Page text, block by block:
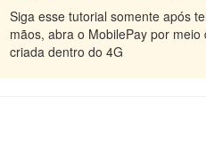
Siga esse tutorial somente após
mãos, abra o MobilePay por
criada dentro do 4G